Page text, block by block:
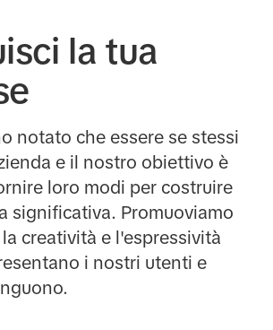
la tua
notato che essere se stessi
e il nostro obiettivo è
loro modi per costruire
significativa. Promuoviamo
creatività e l'espressività
i nostri utenti e